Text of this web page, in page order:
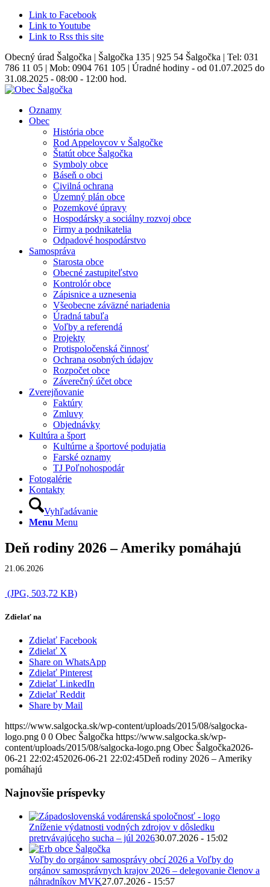
Link to Facebook
Link to Youtube
Link to Rss this site
Obecný úrad Šalgočka | Šalgočka 135 | 925 54 Šalgočka | Tel: 031
786 11 05 | Mob: 0904 761 105 | Úradné hodiny - od 01.07.2025 do
31.08.2025 - 08:00 - 12:00 hod.
Oznamy
Obec
História obce
Rod Appelovcov v Šalgočke
Štatút obce Šalgočka
Symboly obce
Báseň o obci
Civilná ochrana
Územný plán obce
Pozemkové úpravy
Hospodársky a sociálny rozvoj obce
Firmy a podnikatelia
Odpadové hospodárstvo
Samospráva
Starosta obce
Obecné zastupiteľstvo
Kontrolór obce
Zápisnice a uznesenia
Všeobecne záväzné nariadenia
Úradná tabuľa
Voľby a referendá
Projekty
Protispoločenská činnosť
Ochrana osobných údajov
Rozpočet obce
Záverečný účet obce
Zverejňovanie
Faktúry
Zmluvy
Objednávky
Kultúra a šport
Kultúrne a športové podujatia
Farské oznamy
TJ Poľnohospodár
Fotogalérie
Kontakty
Vyhľadávanie
Menu Menu
Deň rodiny 2026 – Ameriky pomáhajú
21.06.2026
(JPG, 503,72 KB)
Zdielať na
Zdielať Facebook
Zdielať X
Share on WhatsApp
Zdielať Pinterest
Zdielať LinkedIn
Zdielať Reddit
Share by Mail
https://www.salgocka.sk/wp-content/uploads/2015/08/salgocka-
logo.png 0 0 Obec Šalgočka https://www.salgocka.sk/wp-
content/uploads/2015/08/salgocka-logo.png Obec Šalgočka2026-
06-21 22:02:452026-06-21 22:02:45Deň rodiny 2026 – Ameriky
pomáhajú
Najnovšie príspevky
Zníženie výdatnosti vodných zdrojov v dôsledku
pretrvávajúceho sucha – júl 202630.07.2026 - 15:02
Voľby do orgánov samosprávy obcí 2026 a Voľby do
orgánov samosprávnych krajov 2026 – delegovanie členov a
náhradníkov MVK27.07.2026 - 15:57